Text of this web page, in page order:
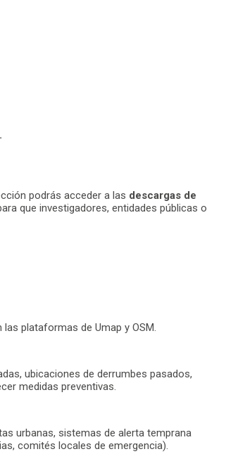
podrás acceder a las descargas de
que investigadores, entidades públicas o
plataformas de Umap y OSM.
ubicaciones de derrumbes pasados,
medidas preventivas.
urbanas, sistemas de alerta temprana
comités locales de emergencia).